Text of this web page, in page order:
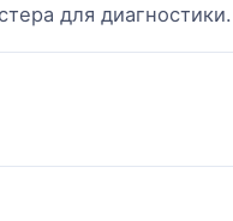
для диагностики.